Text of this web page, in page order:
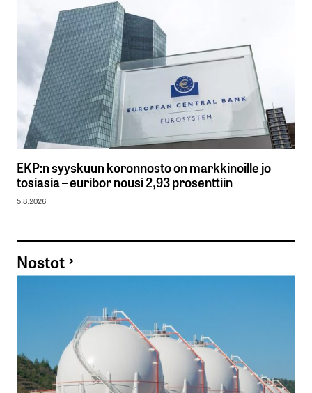
EKP:n syyskuun koronnosto on markkinoille jo
tosiasia – euribor nousi 2,93 prosenttiin
5.8.2026
Nostot